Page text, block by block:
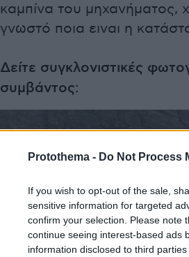
Protothema - Do Not Process
If you wish to opt-out of the sale,
sensitive information for targeted
confirm your selection. Please note
continue seeing interest-based ads
information disclosed to third
καμπίνα του μηχανήματος,
γνωστό ποια ειναι η
Δείτε συγκλονιστικές
συμβάντος: